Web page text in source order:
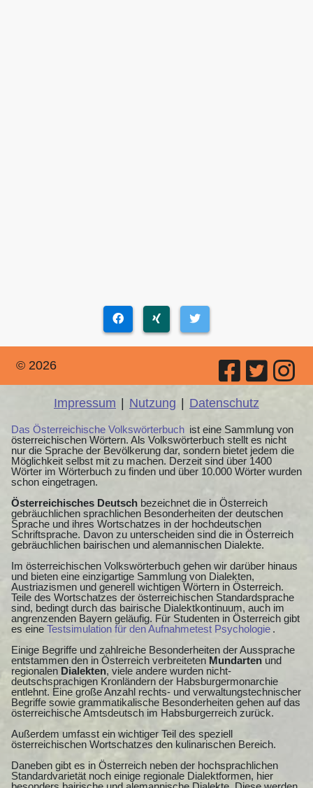
© 2026
Impressum Nutzung Datenschutz
Das Österreichische Volkswörterbuch ist eine Sammlung von
österreichischen Wörtern. Als Volkswörterbuch stellt es nicht
nur die Sprache der Bevölkerung dar, sondern bietet jedem die
Möglichkeit selbst mit zu machen. Derzeit sind über 1400
Wörter im Wörterbuch zu finden und über 10.000 Wörter wurden
schon eingetragen.
Österreichisches Deutsch bezeichnet die in Österreich
gebräuchlichen sprachlichen Besonderheiten der deutschen
Sprache und ihres Wortschatzes in der hochdeutschen
Schriftsprache. Davon zu unterscheiden sind die in Österreich
gebräuchlichen bairischen und alemannischen Dialekte.
Im österreichischen Volkswörterbuch gehen wir darüber hinaus
und bieten eine einzigartige Sammlung von Dialekten,
Austriazismen und generell wichtigen Wörtern in Österreich.
Teile des Wortschatzes der österreichischen Standardsprache
sind, bedingt durch das bairische Dialektkontinuum, auch im
angrenzenden Bayern geläufig. Für Studenten in Österreich gibt
es eine Testsimulation für den Aufnahmetest Psychologie .
Einige Begriffe und zahlreiche Besonderheiten der Aussprache
entstammen den in Österreich verbreiteten Mundarten und
regionalen Dialekten, viele andere wurden nicht-
deutschsprachigen Kronländern der Habsburgermonarchie
entlehnt. Eine große Anzahl rechts- und verwaltungstechnischer
Begriffe sowie grammatikalische Besonderheiten gehen auf das
österreichische Amtsdeutsch im Habsburgerreich zurück.
Außerdem umfasst ein wichtiger Teil des speziell
österreichischen Wortschatzes den kulinarischen Bereich.
Daneben gibt es in Österreich neben der hochsprachlichen
Standardvarietät noch einige regionale Dialektformen, hier